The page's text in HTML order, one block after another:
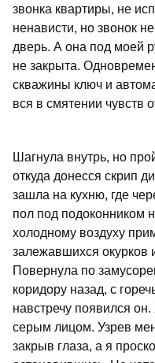
звонка квартиры, не
ненависти, но звонок
дверь. А она под моей
не закрыта.
скважины ключ и
вся в смятении чувств
Шагнула внутрь, но
откуда донесся скрип
зашла на кухню, где
пол под подоконником
холодному воздуху
залежавшихся окурков
Повернула по
коридору назад, с
навстречу появился
серым лицом. Узрев
закрыв глаза, а я